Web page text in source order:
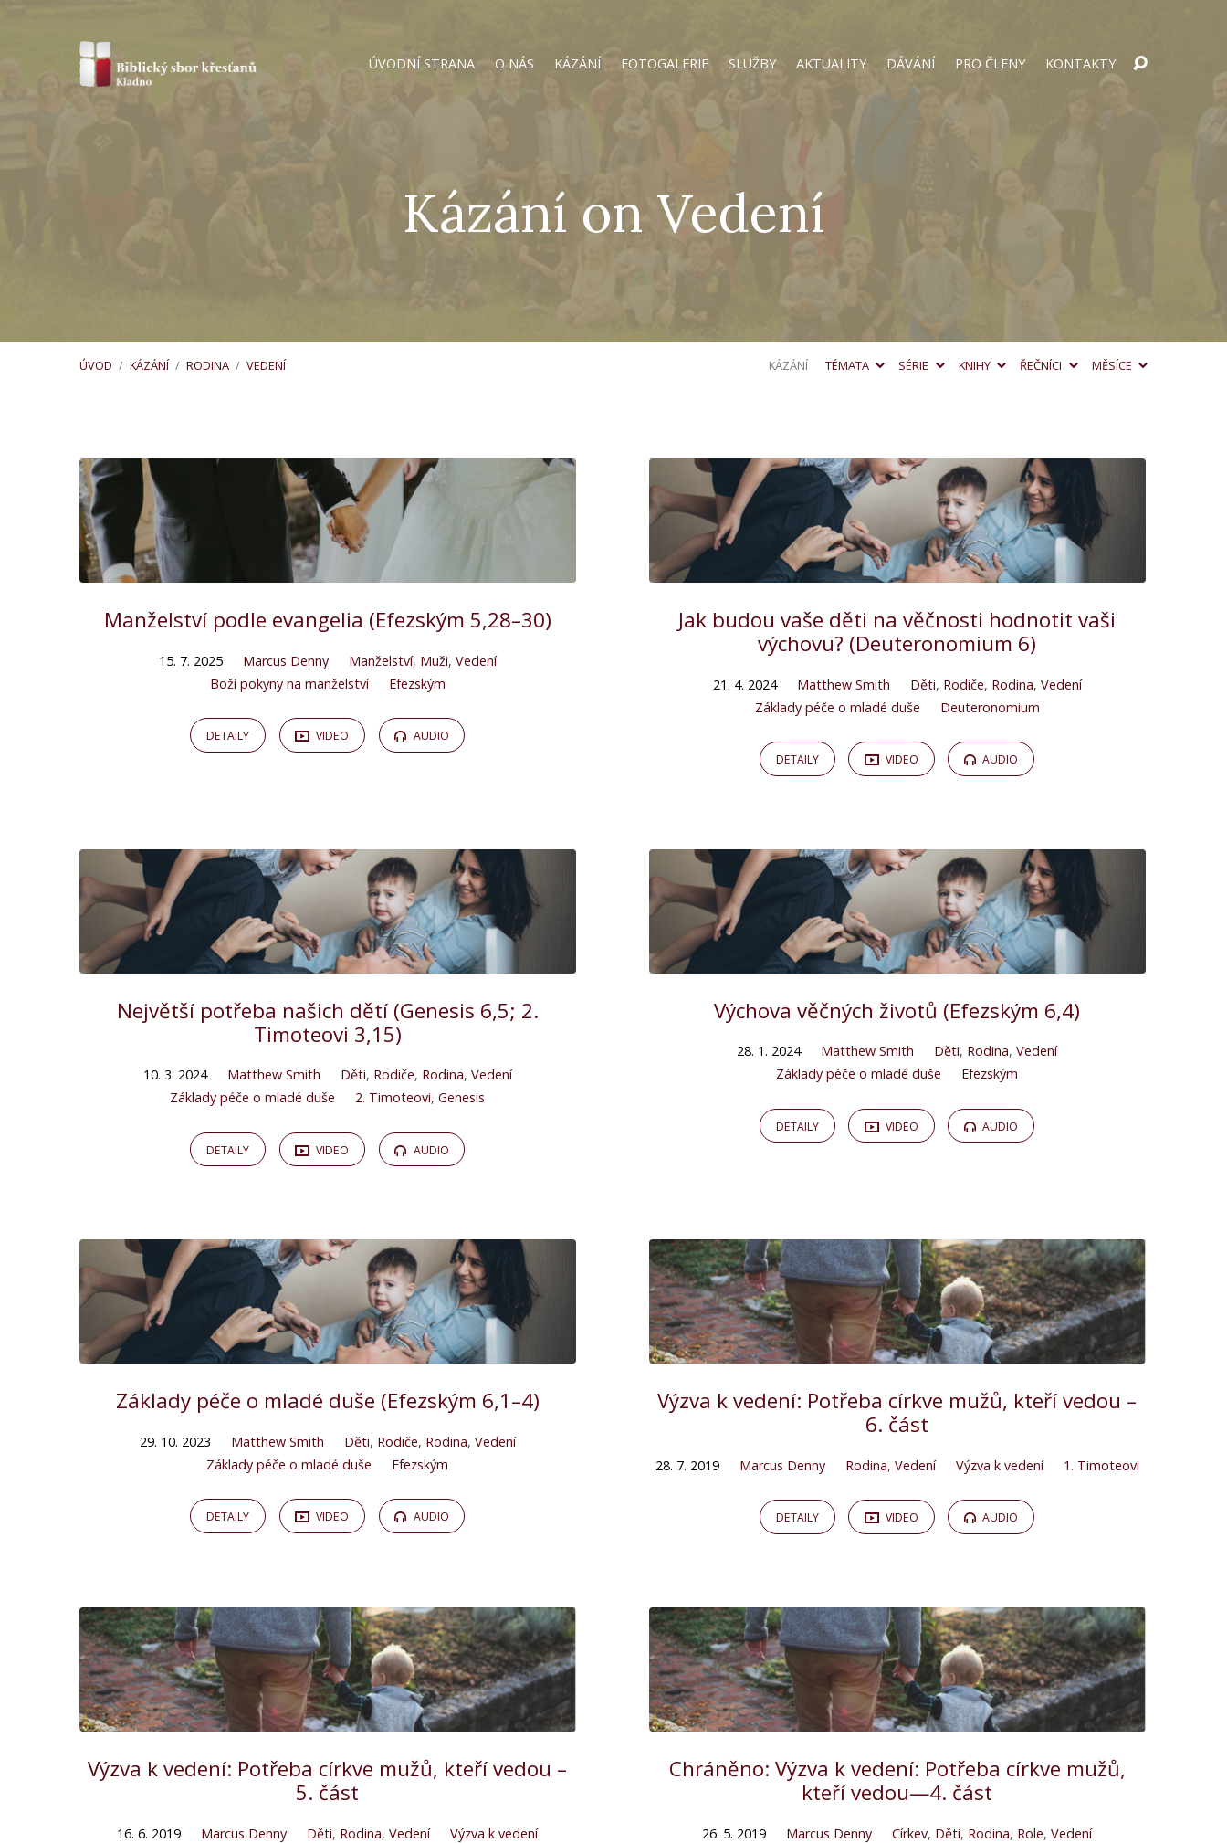
ÚVODNÍ STRANA O NÁS KÁZÁNÍ FOTOGALERIE SLUŽBY AKTUALITY DÁVÁNÍ PRO ČLENY KONTAKTY
Kázání on Vedení
ÚVOD / KÁZÁNÍ / RODINA / VEDENÍ KÁZÁNÍ TÉMATA SÉRIE KNIHY ŘEČNÍCI MĚSÍCE
Kázání
on
Vedení
Manželství podle evangelia (Efezským 5,28–30)
15. 7. 2025 Marcus Denny Manželství, Muži, Vedení
Boží pokyny na manželství
Efezským
DETAILY VIDEO AUDIO
Jak budou vaše děti na věčnosti hodnotit vaši
výchovu? (Deuteronomium 6)
21. 4. 2024 Matthew Smith Děti, Rodiče, Rodina, Vedení
Základy péče o mladé duše
Deuteronomium
DETAILY VIDEO AUDIO
Největší potřeba našich dětí (Genesis 6,5; 2.
Timoteovi 3,15)
10. 3. 2024 Matthew Smith Děti, Rodiče, Rodina, Vedení
Základy péče o mladé duše
2. Timoteovi,Genesis
DETAILY VIDEO AUDIO
Výchova věčných životů (Efezským 6,4)
28. 1. 2024 Matthew Smith Děti, Rodina,Vedení
Základy péče o mladé duše
Efezským
DETAILY VIDEO AUDIO
Základy péče o mladé duše (Efezským 6,1–4)
29. 10. 2023 Matthew Smith Děti, Rodiče, Rodina, Vedení
Základy péče o mladé duše
Efezským
DETAILY VIDEO AUDIO
Výzva k vedení: Potřeba církve mužů, kteří vedou –
6. část
28. 7. 2019 Marcus Denny Rodina, Vedení Výzva k vedení 1. Timoteovi
DETAILY VIDEO AUDIO
Výzva k vedení: Potřeba církve mužů, kteří vedou –
5. část
16. 6. 2019 Marcus Denny Děti, Rodina,Vedení
Výzva k vedení
Chráněno: Výzva k vedení: Potřeba církve mužů,
kteří vedou—4. část
26. 5. 2019 Marcus Denny Církev, Děti, Rodina, Role,Vedení